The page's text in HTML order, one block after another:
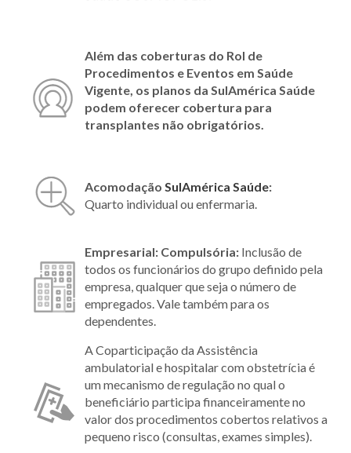
Além das coberturas do Rol de
Procedimentos e Eventos em Saúde
Vigente, os planos da SulAmérica Saúde
podem oferecer cobertura para
transplantes não obrigatórios.
Acomodação SulAmérica Saúde:
Quarto individual ou enfermaria.
Empresarial: Compulsória: Inclusão de
todos os funcionários do grupo definido pela
empresa, qualquer que seja o número de
empregados. Vale também para os
dependentes.
A Coparticipação da Assistência
ambulatorial e hospitalar com obstetrícia é
um mecanismo de regulação no qual o
beneficiário participa financeiramente no
valor dos procedimentos cobertos relativos a
pequeno risco (consultas, exames simples).